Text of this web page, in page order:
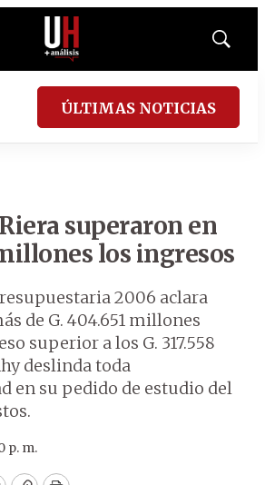
Mostrar
ÚLTIMAS NOTICIAS
superaron en
los ingresos
2006 aclara
de G. 404.651 millones
superior a los G. 317.558
deslinda toda
en su pedido de estudio del
p. m.